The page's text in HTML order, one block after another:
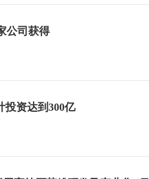
公司获得
投资达到300亿